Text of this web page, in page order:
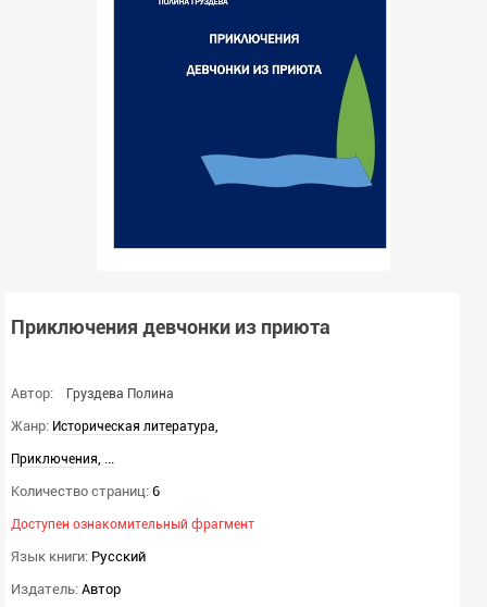
Приключения девчонки из приюта
Автор: Груздева Полина
Жанр: Историческая литература,
Приключения, ...
Количество страниц: 6
Доступен ознакомительный фрагмент
Язык книги: Русский
Издатель: Автор